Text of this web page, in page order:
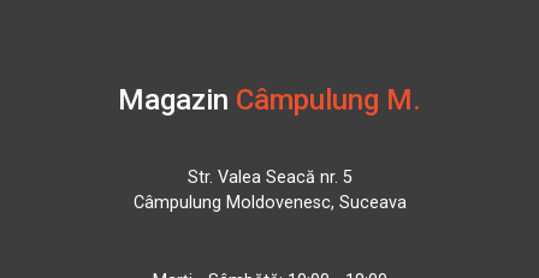
Magazin Câmpulung M.
Str. Valea Seacă nr. 5
Câmpulung Moldovenesc, Suceava